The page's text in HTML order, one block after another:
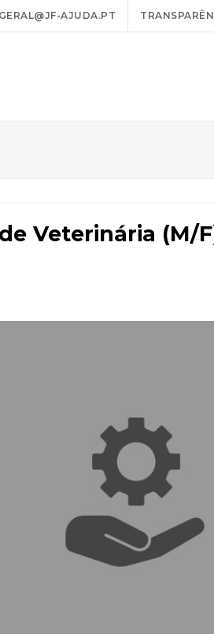
AJUDA.PT
Veterinária (M/